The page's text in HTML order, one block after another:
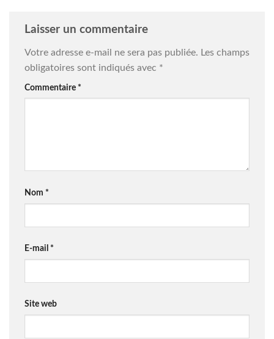
Laisser un commentaire
Votre adresse e-mail ne sera pas publiée. Les champs
obligatoires sont indiqués avec *
Commentaire *
Nom *
E-mail *
Site web